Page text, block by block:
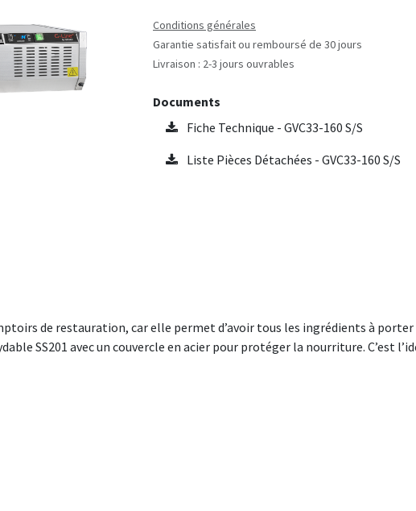
Conditions générales
Garantie satisfait ou remboursé de 30 jours
Livraison : 2-3 jours ouvrables
Documents
Fiche Technique - GVC33-160 S/S
Liste Pièces Détachées - GVC33-160 S/S
de restauration, car elle permet d’avoir tous les ingrédients à
SS201 avec un couvercle en acier pour protéger la nourriture. C’est